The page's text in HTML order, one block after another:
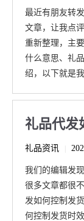
最近有朋友转
文章，让我点
重新整理，主
什么意思、礼
绍，以下就是
礼品代发
礼品资讯
我们的编辑发
很多文章都很
发如何控制发
何控制发货时